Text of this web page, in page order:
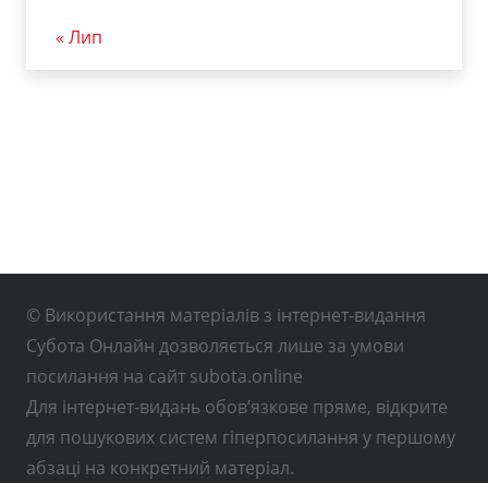
« Лип
© Використання матеріалів з інтернет-видання
Субота Онлайн дозволяється лише за умови
посилання на сайт subota.online
Для інтернет-видань обов’язкове пряме, відкрите
для пошукових систем гіперпосилання у першому
абзаці на конкретний матеріал.